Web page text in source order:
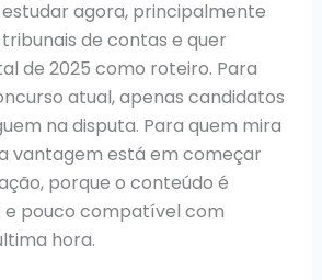
estudar agora, principalmente
de contas e quer
de 2025 como roteiro. Para
atual, apenas candidatos
na disputa. Para quem mira
vantagem está em começar
porque o conteúdo é
e pouco compatível com
hora.